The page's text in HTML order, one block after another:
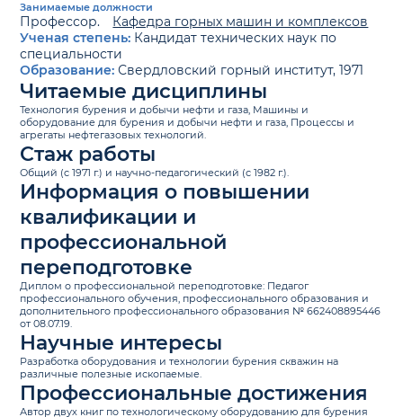
Занимаемые должности
Профессор.
Кафедра горных машин и комплексов
Ученая степень: Кандидат технических наук по
специальности
Образование: Свердловский горный институт, 1971
Читаемые дисциплины
Технология бурения и добычи нефти и газа, Машины и
оборудование для бурения и добычи нефти и газа, Процессы и
агрегаты нефтегазовых технологий.
Стаж работы
Общий (c 1971 г.) и научно-педагогический (с 1982 г.).
Информация о повышении
квалификации и
профессиональной
переподготовке
Диплом о профессиональной переподготовке: Педагог
профессионального обучения, профессионального образования и
дополнительного профессионального образования № 662408895446
от 08.07.19.
Научные интересы
Разработка оборудования и технологии бурения скважин на
различные полезные ископаемые.
Профессиональные достижения
Автор двух книг по технологическому оборудованию для бурения